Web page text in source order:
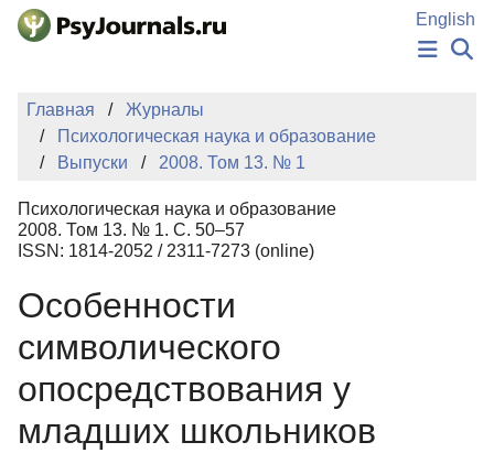
Перейти к основному содержанию
English
НОВОСТИ
ИЗДАНИЯ
АВТОРЫ
БАЗА ЗНАНИЙ
КЛЮЧЕВЫЕ СЛОВА
Регистрация
Главная
Журналы
Психологическая наука и образование
Выпуски
2008. Том 13. № 1
Психологическая наука и образование
2008. Том 13. № 1. С. 50–57
ISSN: 1814-2052 / 2311-7273 (online)
Особенности
символического
опосредствования у
младших школьников